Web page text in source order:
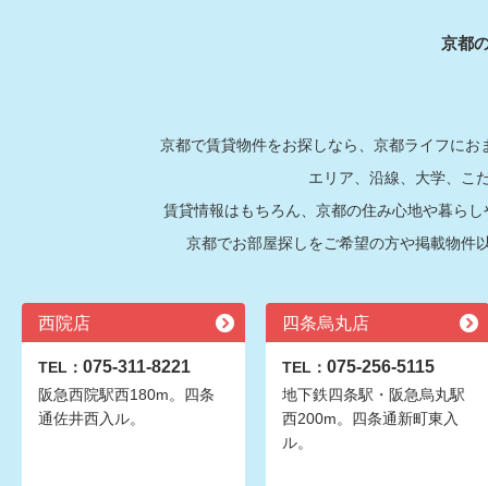
京都
京都で賃貸物件をお探しなら、京都ライフに
エリア、沿線、大学、こ
賃貸情報はもちろん、京都の住み心地や暮ら
京都でお部屋探しをご希望の方や掲載物件
西院店
TEL： 075-311-8221
阪急西院駅西180m。四条
通佐井西入ル。
四条烏丸店
TEL： 075-256-5115
地下鉄四条駅・阪急烏丸駅
西200m。四条通新町東入
ル。